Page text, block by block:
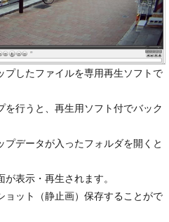
したファイルを専用再生ソフトで
行うと、再生用ソフト付でバック
データが入ったフォルダを開くと
表示・再生されます。
ョット（静止画）保存することがで